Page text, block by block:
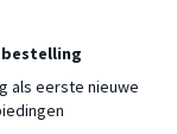
als eerste nieuwe